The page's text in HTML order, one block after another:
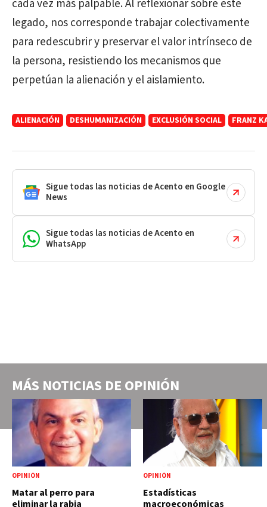
cada vez más palpable. Al reflexionar sobre este
legado, nos corresponde trabajar colectivamente
para redescubrir y preservar el valor intrínseco de
la persona, resistiendo los mecanismos que
perpetúan la alienación y el aislamiento.
ALIENACIÓN DESHUMANIZACIÓN EXCLUSIÓN SOCIAL FRANZ
Sigue todas las noticias de Acento en Google
News
Sigue todas las noticias de Acento en
WhatsApp
MÁS NOTICIAS DE OPINIÓN
OPINIÓN
Matar al perro para
eliminar la rabia
OPINIÓN
Estadísticas
macroeconómicas